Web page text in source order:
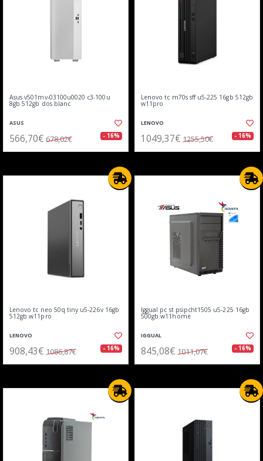
Asus v501mv-03100u0020 c3-100u
8gb 512gb dos blanc
ASUS
566,70€ 678,02€ - 16%
Lenovo tc m70s sff u5-225 16gb 512gb
w11pro
LENOVO
1049,37€ 1255,50€ - 16%
Lenovo tc neo 50q tiny u5-226v 16gb
512gb w11pro
LENOVO
908,43€ 1086,87€ - 16%
Iggual pc st psipcht1505 u5-225 16gb
500gb w11home
IGGUAL
845,08€ 1011,07€ - 16%